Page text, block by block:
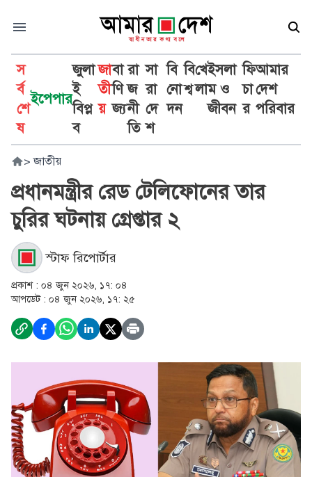
স
র্ব
শে
ষ
ইপেপার
জুলা
ই
বিপ্ল
ব
জা
তী
য়
বা
ণি
জ্য
রা
জ
নী
তি
সা
রা
দে
শ
বি
নো
দন
বি
শ্ব
খে
লা
ইসলা
ম ও
জীবন
ফি
চা
র
আমার
দেশ
পরিবার
> জাতীয়
প্রধানমন্ত্রীর রেড টেলিফোনের তার
চুরির ঘটনায় গ্রেপ্তার ২
স্টাফ রিপোর্টার
প্রকাশ : ০৪ জুন ২০২৬, ১৭: ০৪
আপডেট : ০৪ জুন ২০২৬, ১৭: ২৫